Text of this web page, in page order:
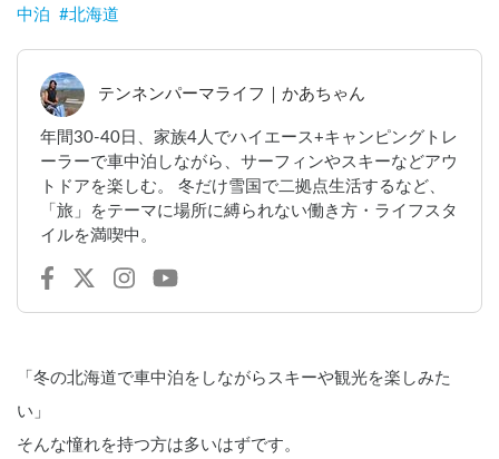
中泊 #北海道
テンネンパーマライフ｜かあちゃん
年間30-40日、家族4人でハイエース+キャンピングトレ
ーラーで車中泊しながら、サーフィンやスキーなどアウ
トドアを楽しむ。 冬だけ雪国で二拠点生活するなど、
「旅」をテーマに場所に縛られない働き方・ライフスタ
イルを満喫中。
「冬の北海道で車中泊をしながらスキーや観光を楽しみた
い」
そんな憧れを持つ方は多いはずです。